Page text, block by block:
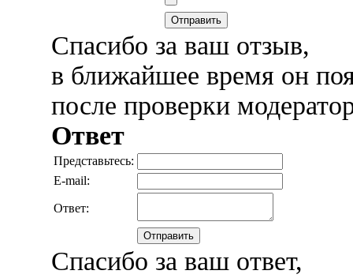
Отправить
Спасибо за ваш отзыв,
в ближайшее время он
после проверки
Ответ
Представьтесь:
E-mail:
Ответ:
Отправить
Спасибо за ваш ответ,